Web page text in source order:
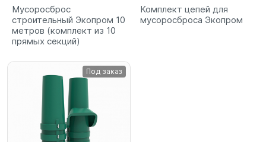
Мусоросброс
строительный Экопром 10
метров (комплект из 10
прямых секций)
Комплект цепей для
мусоросброса Экопром
Под заказ